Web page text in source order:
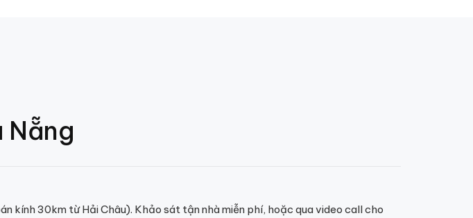
Nẵng
kính 30km từ Hải Châu). Khảo sát tận nhà miễn phí, hoặc qua video call cho